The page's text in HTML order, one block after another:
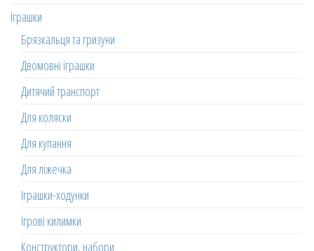
Іграшки
Брязкальця та гризуни
Двомовні іграшки
Дитячий транспорт
Для коляски
Для купання
Для ліжечка
Іграшки-ходунки
Ігрові килимки
Конструктори, набори